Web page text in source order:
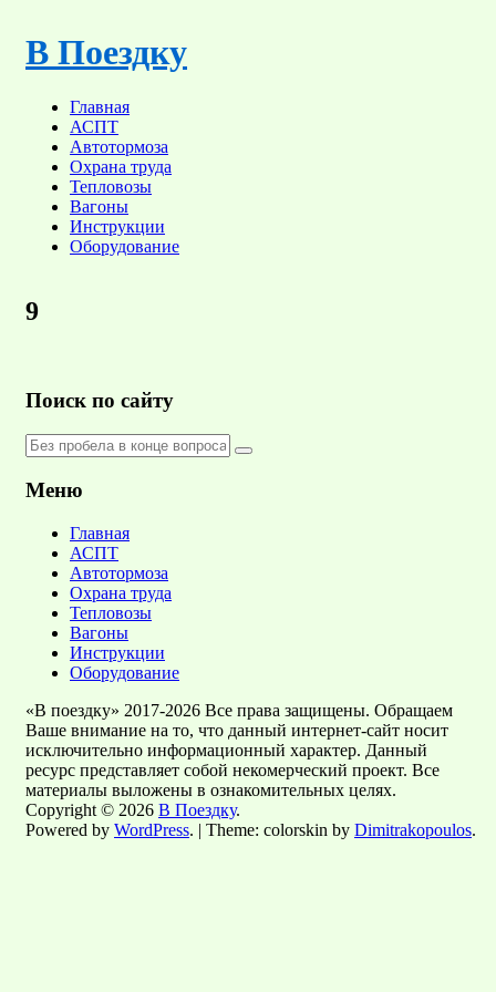
content
В Поездку
Главная
АСПТ
Автотормоза
Охрана труда
Тепловозы
Вагоны
Инструкции
Оборудование
9
Поиск по сайту
Меню
Главная
АСПТ
Автотормоза
Охрана труда
Тепловозы
Вагоны
Инструкции
Оборудование
«В поездку» 2017-2026 Все права защищены. Обращаем
Ваше внимание на то, что данный интернет-сайт носит
исключительно информационный характер. Данный
ресурс представляет собой некомерческий проект. Все
материалы выложены в ознакомительных целях.
Copyright © 2026 В Поездку.
Powered by WordPress. | Theme: colorskin by Dimitrakopoulos.